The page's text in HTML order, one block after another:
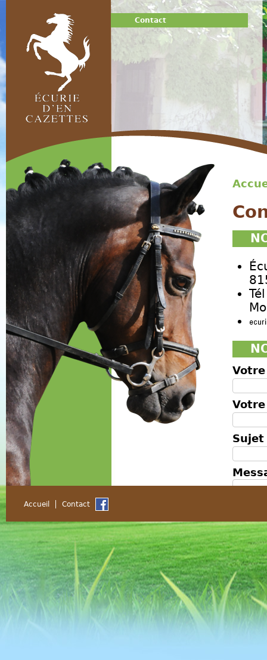
Contact
Sujet
Menu principal
Contact
Accueil Contact